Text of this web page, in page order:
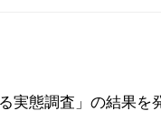
実態調査」の結果